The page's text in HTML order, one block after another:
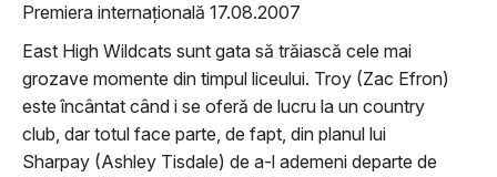
Premiera internațională 17.08.2007
East High Wildcats sunt gata să trăiască cele mai
grozave momente din timpul liceului. Troy (Zac Efron)
este încântat când i se oferă de lucru la un country
club, dar totul face parte, de fapt, din planul lui
Sharpay (Ashley Tisdale) de a-l ademeni departe de